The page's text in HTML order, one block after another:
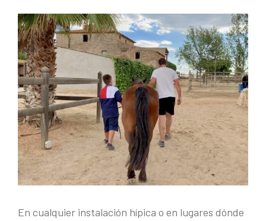
En cualquier instalación hípica o en lugares dónde